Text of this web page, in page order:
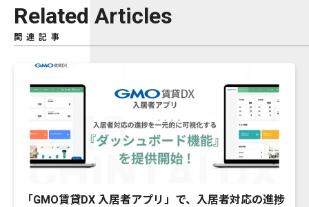
Related Articles
関連記事
「GMO賃貸DX 入居者アプリ」で、入居者対応の進捗